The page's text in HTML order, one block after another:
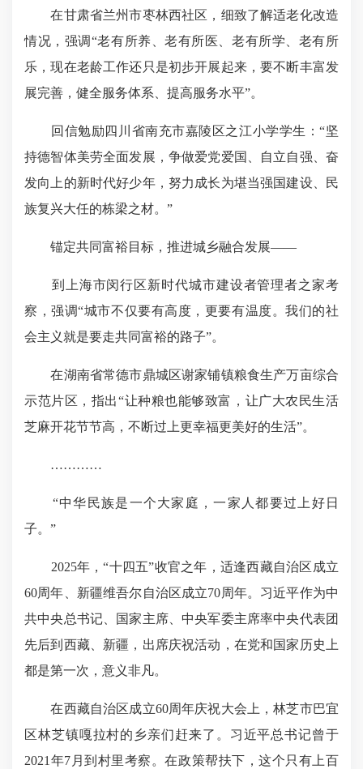
在甘肃省兰州市枣林西社区，细致了解适老化改造
情况，强调“老有所养、老有所医、老有所学 、老有所
乐，现在老龄工作还只是初步开展起来，要不断丰富发
展完善，健全服务体系、提高服务水平”。
回信勉励四川省南充市嘉陵区之江小学学生：“坚
持德智体美劳全面发展，争做爱党爱国、自立自强、奋
发向上的新时代好少年，努力成长为堪当强国建设、民
族复兴大任的栋梁之材。”
锚定共同富裕目标，推进城乡融合发展——
到上海市闵行区新时代城市建设者管理者之家考
察，强调“城市不仅要有高度，更要有温度。我们的社
会主义就是要走共同富裕的路子”。
在湖南省常德市鼎城区谢家铺镇粮食生产万亩综合
示范片区，指出“让种粮也能够致富，让广大农民生活
芝麻开花节节高，不断过上更幸福更美好的生活”。
…………
“中华民族是一个大家庭，一家人都要过上好日
子。”
2025年，“十四五”收官之年，适逢西藏自治区成立
60周年、新疆维吾尔自治区成立70周年。习近平作为中
共中央总书记、国家主席、中央军委主席率中央代表团
先后到西藏、新疆，出席庆祝活动， 在党和国家历史上
都是第一次 ，意义非凡。
在西藏自治区成立60周年庆祝大会上，林芝市巴宜
区林芝镇嘎拉村的乡亲们赶来了。习近平总书记曾于
2021年7月到村里考察。在政策帮扶下，这个只有上百